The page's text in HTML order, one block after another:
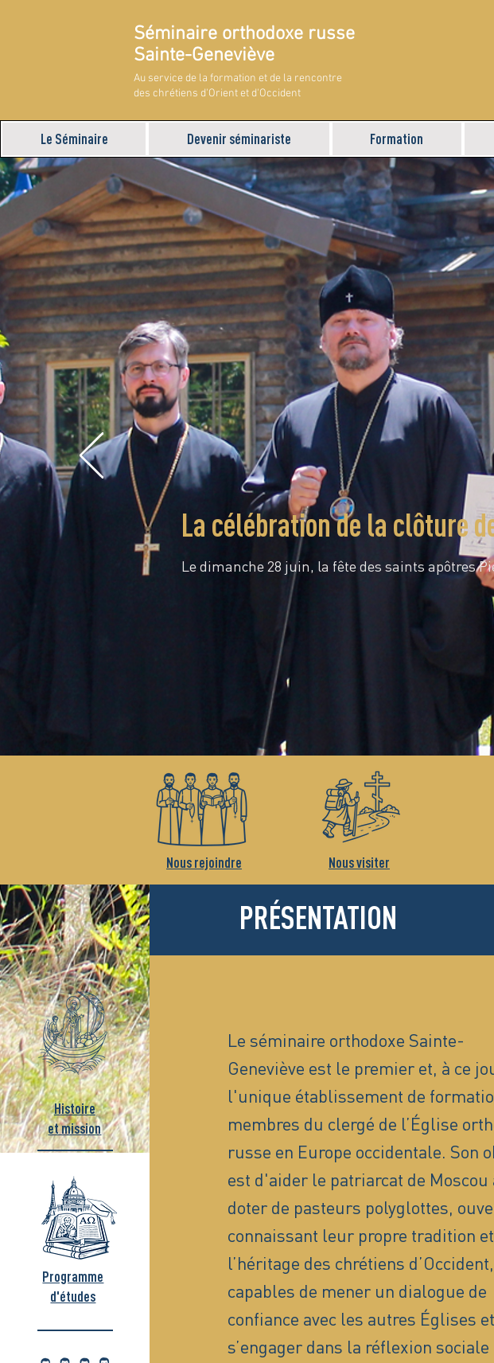
Séminaire orthodoxe russe
Sainte-Geneviève
Au service de la formation et de la rencontre
des chrétiens d'Orient et d'Occident
Le Séminaire Devenir séminariste Formation
La célébration de la clôture
Le dimanche 28 juin, la fête des saints apôtres
Nous rejoindre Nous visiter
PRÉSENTATION
Histoire
et mission
Programme
d'études
Le séminaire orthodoxe Sainte-
Geneviève est le premier et, à ce
l'unique établissement de
membres du clergé de l’Église
russe en Europe occidentale. Son
est d'aider le patriarcat de Moscou
doter de pasteurs polyglottes,
connaissant leur propre tradition et
l’héritage des chrétiens d’Occident,
capables de mener un dialogue de
confiance avec les autres Églises
s’engager dans la réflexion sociale